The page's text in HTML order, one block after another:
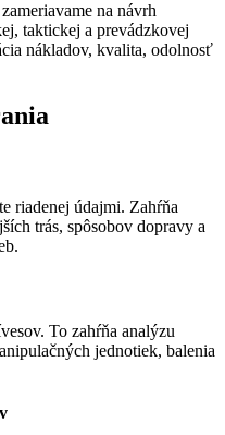
na návrh
taktickej a prevádzkovej
nákladov, kvalita, odolnosť
riadenej údajmi. Zahŕňa
trás, spôsobov dopravy a
To zahŕňa analýzu
jednotiek, balenia